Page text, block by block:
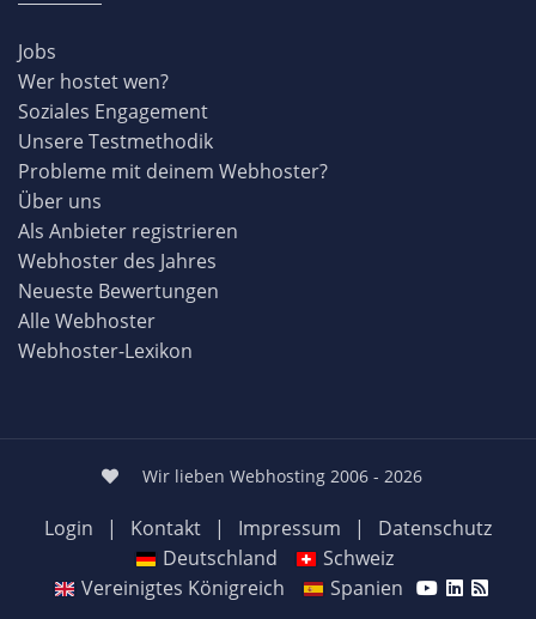
Jobs
Wer hostet wen?
Soziales Engagement
Unsere Testmethodik
Probleme mit deinem Webhoster?
Über uns
Als Anbieter registrieren
Webhoster des Jahres
Neueste Bewertungen
Alle Webhoster
Webhoster-Lexikon
Wir lieben Webhosting 2006 - 2026
Login | Kontakt | Impressum |
Datenschutz
Deutschland
Schweiz
Vereinigtes Königreich
Spanien